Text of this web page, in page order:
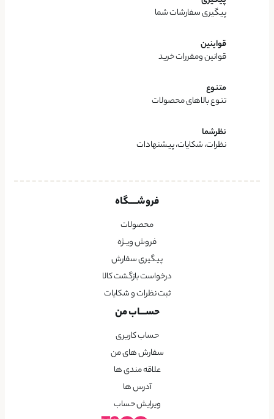
پیگیری سفارشات شما
قواینین
قوانین ومقررات خرید
متنوع
تنوع بالاهای محصولات
نظرشما
نظرات، شکایات، پیشنهادات
فروشــــگاه
محصولات
فروش ویــژه
پیگیری سفارش
درخواست بازگشت کالا
ثبت نظرات و شکایات
حســـاب من
حساب کاربری
سفارش های من
علاقه مندی ها
آدرس ها
ویرایش حساب